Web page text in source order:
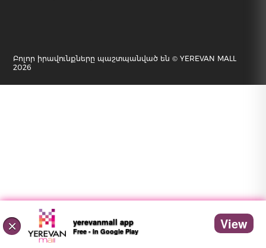
Բոլոր իրավունքները պաշտպանված են © YEREVAN MALL
2026
× yerevanmall app
Free - In Google Play View